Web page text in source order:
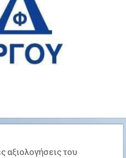
αξιολογήσεις του